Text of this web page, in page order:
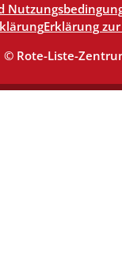
Erklärung
© Rote-Liste-